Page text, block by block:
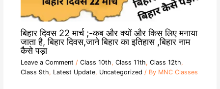
बिहार दिवस 22 मार्च ;-कब और क्यों और किस लिए मनाया
जाता है, बिहार दिवस,जाने बिहार का इतिहास ,बिहार नाम
कैसे पड़ा
Leave a Comment / Class 10th, Class 11th, Class 12th,
Class 9th, Latest Update, Uncategorized / By MNC Classes